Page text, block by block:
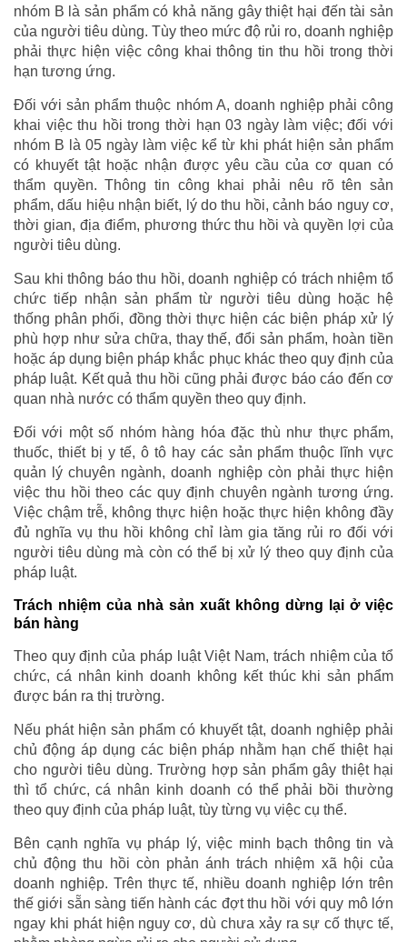
nhóm B là sản phẩm có khả năng gây thiệt hại đến tài sản
của người tiêu dùng. Tùy theo mức độ rủi ro, doanh nghiệp
phải thực hiện việc công khai thông tin thu hồi trong thời
hạn tương ứng.
Đối với sản phẩm thuộc nhóm A, doanh nghiệp phải công
khai việc thu hồi trong thời hạn 03 ngày làm việc; đối với
nhóm B là 05 ngày làm việc kể từ khi phát hiện sản phẩm
có khuyết tật hoặc nhận được yêu cầu của cơ quan có
thẩm quyền. Thông tin công khai phải nêu rõ tên sản
phẩm, dấu hiệu nhận biết, lý do thu hồi, cảnh báo nguy cơ,
thời gian, địa điểm, phương thức thu hồi và quyền lợi của
người tiêu dùng.
Sau khi thông báo thu hồi, doanh nghiệp có trách nhiệm tổ
chức tiếp nhận sản phẩm từ người tiêu dùng hoặc hệ
thống phân phối, đồng thời thực hiện các biện pháp xử lý
phù hợp như sửa chữa, thay thế, đổi sản phẩm, hoàn tiền
hoặc áp dụng biện pháp khắc phục khác theo quy định của
pháp luật. Kết quả thu hồi cũng phải được báo cáo đến cơ
quan nhà nước có thẩm quyền theo quy định.
Đối với một số nhóm hàng hóa đặc thù như thực phẩm,
thuốc, thiết bị y tế, ô tô hay các sản phẩm thuộc lĩnh vực
quản lý chuyên ngành, doanh nghiệp còn phải thực hiện
việc thu hồi theo các quy định chuyên ngành tương ứng.
Việc chậm trễ, không thực hiện hoặc thực hiện không đầy
đủ nghĩa vụ thu hồi không chỉ làm gia tăng rủi ro đối với
người tiêu dùng mà còn có thể bị xử lý theo quy định của
pháp luật.
Trách nhiệm của nhà sản xuất không dừng lại ở việc
bán hàng
Theo quy định của pháp luật Việt Nam, trách nhiệm của tổ
chức, cá nhân kinh doanh không kết thúc khi sản phẩm
được bán ra thị trường.
Nếu phát hiện sản phẩm có khuyết tật, doanh nghiệp phải
chủ động áp dụng các biện pháp nhằm hạn chế thiệt hại
cho người tiêu dùng. Trường hợp sản phẩm gây thiệt hại
thì tổ chức, cá nhân kinh doanh có thể phải bồi thường
theo quy định của pháp luật, tùy từng vụ việc cụ thể.
Bên cạnh nghĩa vụ pháp lý, việc minh bạch thông tin và
chủ động thu hồi còn phản ánh trách nhiệm xã hội của
doanh nghiệp. Trên thực tế, nhiều doanh nghiệp lớn trên
thế giới sẵn sàng tiến hành các đợt thu hồi với quy mô lớn
ngay khi phát hiện nguy cơ, dù chưa xảy ra sự cố thực tế,